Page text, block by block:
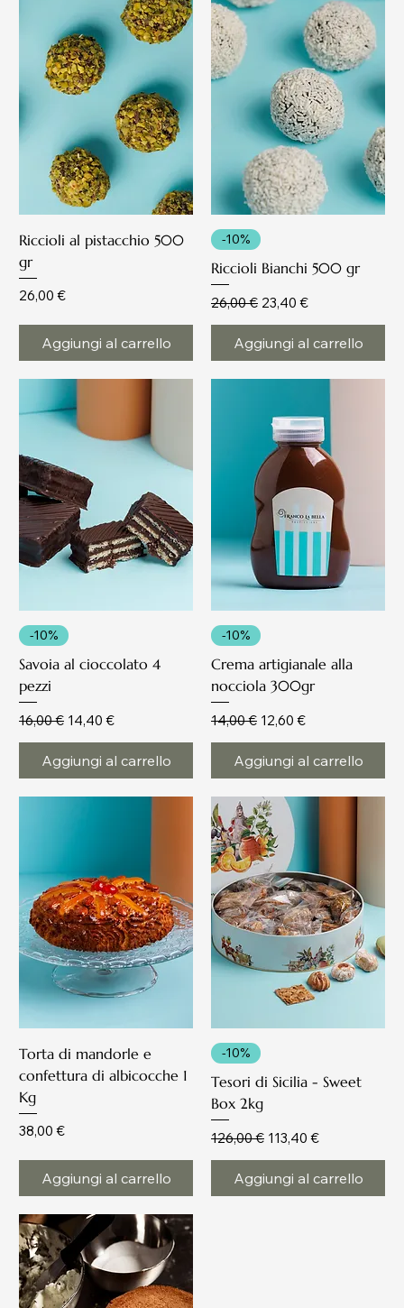
Riccioli al pistacchio 500
gr
Prezzo
26,00 €
Aggiungi al carrello
-10%
Riccioli Bianchi 500 gr
Prezzo regolare
26,00 € Prezzo scontato
23,40 €
Aggiungi al carrello
-10%
Savoia al cioccolato 4
pezzi
Prezzo regolare
16,00 € Prezzo scontato
14,40 €
Aggiungi al carrello
-10%
Crema artigianale alla
nocciola 300gr
Prezzo regolare
14,00 € Prezzo scontato
12,60 €
Aggiungi al carrello
Torta di mandorle e
confettura di albicocche 1
Kg
Prezzo
38,00 €
Aggiungi al carrello
-10%
Tesori di Sicilia - Sweet
Box 2kg
Prezzo regolare
126,00 € Prezzo scontato
113,40 €
Aggiungi al carrello